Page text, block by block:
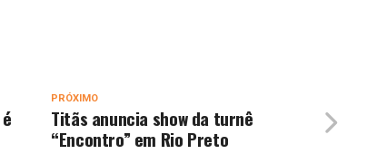
PRÓXIMO
Titãs anuncia show da turnê
“Encontro” em Rio Preto